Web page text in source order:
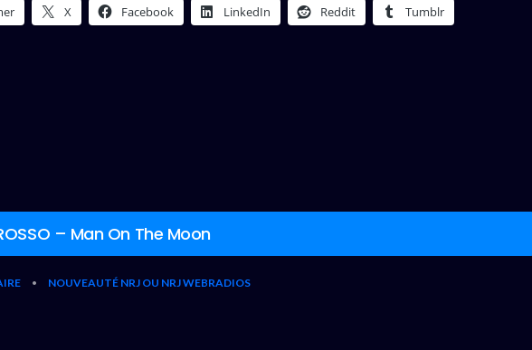
X Facebook LinkedIn Reddit Tumblr
– Man On The Moon
• NOUVEAUTÉ NRJ OU NRJ WEBRADIOS